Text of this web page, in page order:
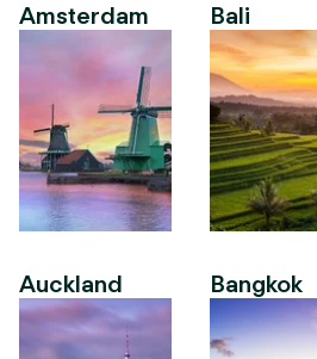
Amsterdam
Auckland
Bali
Bangkok